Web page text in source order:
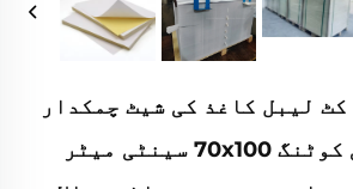
لیبل کاغذ کی شیٹ چمکدار
ڈھلائی ہوئی کوٹنگ 70x100 سینٹی میٹر